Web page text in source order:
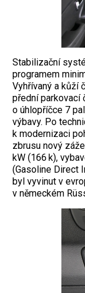
Stabilizační
programem
Vyhřívaný a kůží
přední parkovací
o úhlopříčce 7
výbavy. Po
k modernizaci
zbrusu nový
kW (166 k),
(Gasoline Direct
byl vyvinut v
v německém